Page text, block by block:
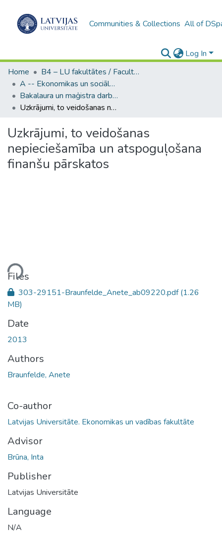
Communities & Collections All of
Log In
Home
B4 – LU fakultātes / Faculties of the UL
A -- Ekonomikas un sociālo zinātņu fakultāte / Faculty of Economics and Social Sciences
Bakalaura un maģistra darbi (ESZF) / Bachelor's and Master's theses
Uzkrājumi, to veidošanas nepieciešamība un atspoguļošana finanšu pārskatos
Uzkrājumi, to veidošanas
nepieciešamība un atspoguļošana
finanšu pārskatos
Files
303-29151-Braunfelde_Anete_ab09220.pdf(1.26
MB)
Date
2013
Authors
Braunfelde, Anete
Co-author
Latvijas Universitāte. Ekonomikas un vadības fakultāte
Advisor
Brūna, Inta
Publisher
Latvijas Universitāte
Language
N/A